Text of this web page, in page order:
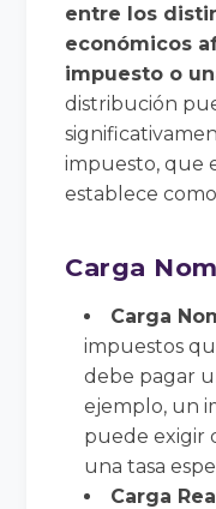
entre los
económicos
impuesto o
distribución
impuesto, que
establece
Carga
Carga
impuestos
debe pagar
ejemplo, un
puede exigir
una tasa
Carga